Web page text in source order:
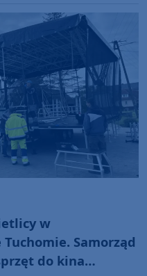
w
Samorząd
do kina